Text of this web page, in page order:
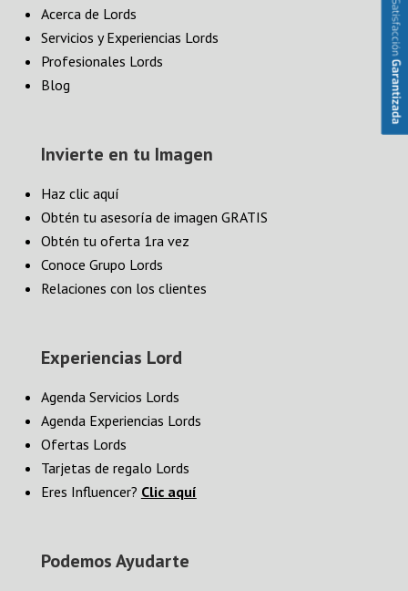
Acerca de Lords
Servicios y Experiencias Lords
Profesionales Lords
Blog
Invierte en tu Imagen
Haz clic aquí
Obtén tu asesoría de imagen GRATIS
Obtén tu oferta 1ra vez
Conoce Grupo Lords
Relaciones con los clientes
Experiencias Lord
Agenda Servicios Lords
Agenda Experiencias Lords
Ofertas Lords
Tarjetas de regalo Lords
Eres Influencer? Clic aquí
Podemos Ayudarte